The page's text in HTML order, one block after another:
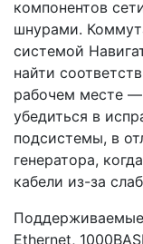
компонентов
шнурами.
системой
найти
рабочем месте —
убедиться в
подсистемы, в
генератора,
кабели из-за
Ethernet,